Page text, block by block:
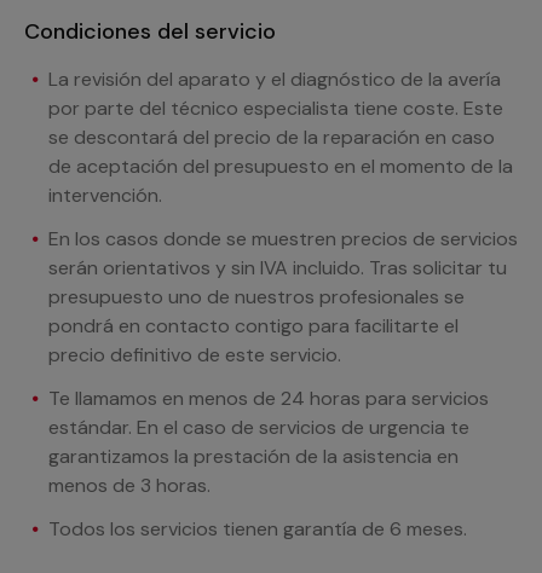
Condiciones del servicio
La revisión del aparato y el diagnóstico de la avería
por parte del técnico especialista tiene coste. Este
se descontará del precio de la reparación en caso
de aceptación del presupuesto en el momento de la
intervención.
En los casos donde se muestren precios de servicios
serán orientativos y sin IVA incluido. Tras solicitar tu
presupuesto uno de nuestros profesionales se
pondrá en contacto contigo para facilitarte el
precio definitivo de este servicio.
Te llamamos en menos de 24 horas para servicios
estándar. En el caso de servicios de urgencia te
garantizamos la prestación de la asistencia en
menos de 3 horas.
Todos los servicios tienen garantía de 6 meses.